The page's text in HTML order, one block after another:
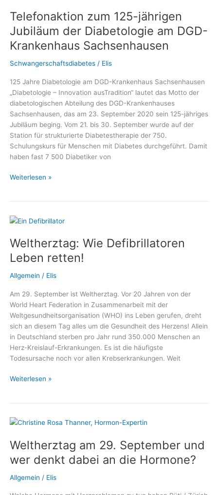
Telefonaktion zum 125-jährigen
Jubiläum der Diabetologie am DGD-
Krankenhaus Sachsenhausen
Schwangerschaftsdiabetes / Elis
125 Jahre Diabetologie am DGD-Krankenhaus Sachsenhausen
„Diabetologie – Innovation ausTradition“ lautet das Motto der
diabetologischen Abteilung des DGD-Krankenhauses
Sachsenhausen, das am 23. September 2020 sein 125-jähriges
Jubiläum beging. Vom 21. bis 30. September wurde auf der
Station für strukturierte Diabetestherapie der 750.
Schulungskurs für Menschen mit Diabetes durchgeführt. Damit
haben fast 7 500 Diabetiker von
Telefonaktion
Jubiläum
Diabetologie
am
DGD-
Krankenhaus
Weiterlesen »
Weltherztag: Wie Defibrillatoren
Leben retten!
Allgemein / Elis
Am 29. September ist Weltherztag. Vor 20 Jahren von der
World Heart Federation in Zusammenarbeit mit der
Weltgesundheitsorganisation (WHO) ins Leben gerufen, dreht
sich an diesem Tag alles um die Gesundheit des Herzens! Allein
in Deutschland sterben pro Jahr rund 350.000 Menschen an
Herz-Kreislauf-Erkrankungen. Es ist die häufigste
Todesursache noch vor allen Krebserkrankungen. Weit
Weltherztag:
retten!
Weiterlesen »
Weltherztag am 29. September und
wer denkt dabei an die Hormone?
Allgemein / Elis